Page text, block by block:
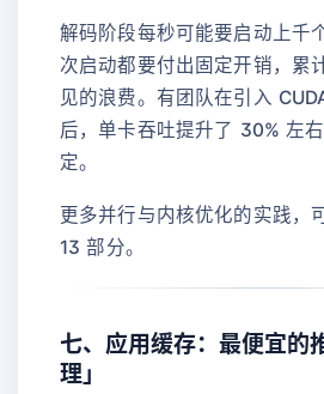
解码阶段每秒可能要启动上千
次启动都要付出固定开销，累
见的浪费。有团队在引入
后，单卡吞吐提升了 30% 左
定。
更多并行与内核优化的实践，
13 部分。
七、应用缓存：最便宜的
理」